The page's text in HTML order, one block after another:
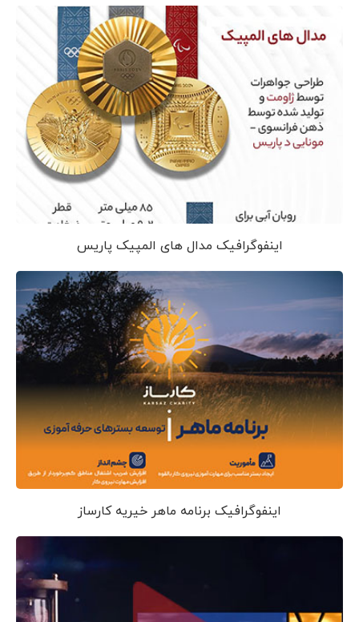
اینفوگرافیک مدال های المپیک پاریس
اینفوگرافیک برنامه ماهر خیریه کارساز